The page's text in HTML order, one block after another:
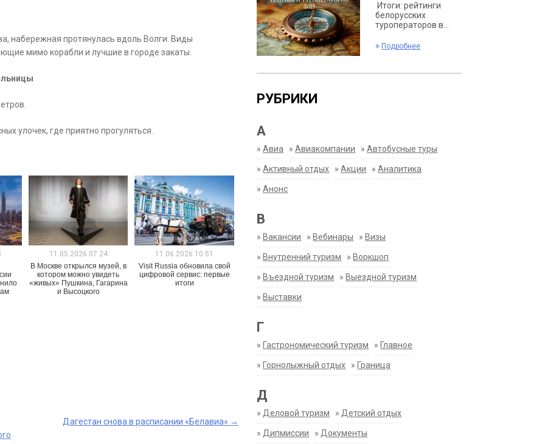
набережная протянулась вдоль Волги. Виды
мимо корабли и лучшие в городе закаты.
улочек, где приятно прогуляться.
11.05.2026 07:24
В Москве открылся музей, в
котором можно увидеть
«живых» Пушкина, Гагарина
и Высоцкого
11.06.2026 10:51
Visit Russia обновила свой
цифровой сервис: первые
итоги
Дагестан снова в расписании «Белавиа» →
Итоги: рейтинги
белорусских
туроператоров в...
» Подробнее
РУБРИКИ
А
»Авиа »Авиакомпании »Автобусные туры
»Активный отдых »Акции »Аналитика
»Анонс
В
» Вакансии » Вебинары » Визы
» Внутренний туризм » Воркшоп
» Въездной туризм » Выездной туризм
» Выставки
Г
» Гастрономический туризм » Главное
» Горнолыжный отдых » Граница
Д
» Деловой туризм » Детский отдых
» Дипмиссии » Документы